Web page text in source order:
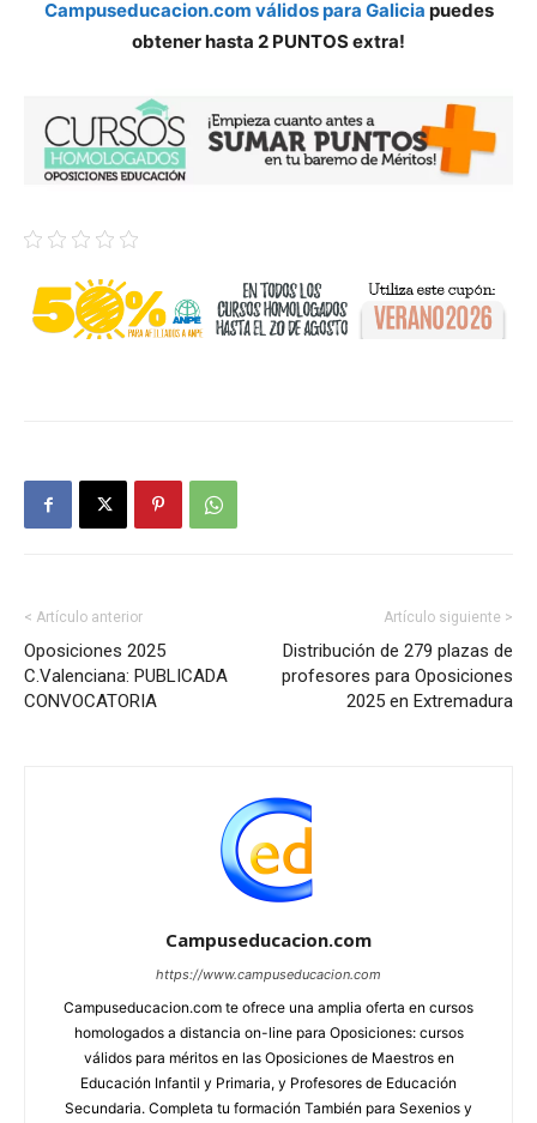
Campuseducacion.com válidos para Galicia puedes
obtener hasta 2 PUNTOS extra!
< Artículo anterior
Oposiciones 2025
C.Valenciana: PUBLICADA
CONVOCATORIA
Artículo siguiente >
Distribución de 279 plazas de
profesores para Oposiciones
2025 en Extremadura
Campuseducacion.com
https://www.campuseducacion.com
Campuseducacion.com te ofrece una amplia oferta en cursos
homologados a distancia on-line para Oposiciones: cursos
válidos para méritos en las Oposiciones de Maestros en
Educación Infantil y Primaria, y Profesores de Educación
Secundaria. Completa tu formación También para Sexenios y